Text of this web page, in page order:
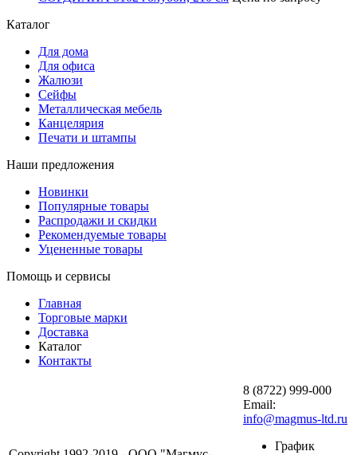
Каталог
Для дома
Для офиса
Жалюзи
Сейфы
Металлическая мебель
Канцелярия
Печати и штампы
Наши предложения
Новинки
Популярные товары
Распродажи и скидки
Рекомендуемые товары
Уцененные товары
Помощь и сервисы
Главная
Торговые марки
Доставка
Каталог
Контакты
8 (8722) 999-000
Email:
info@magmus-ltd.ru
График